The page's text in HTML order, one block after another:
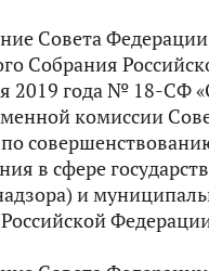
Совета Федерации
Собрания
2019 года № 18-СФ
комиссии
в сфере
и